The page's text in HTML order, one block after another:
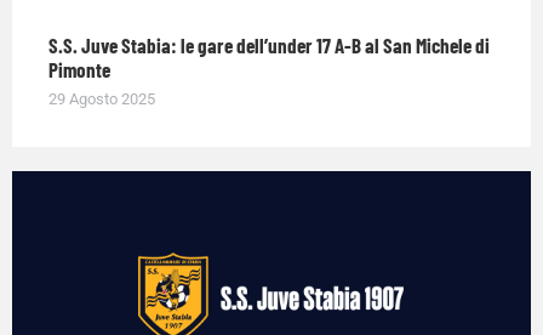
S.S. Juve Stabia: le gare dell’under 17 A-B al San Michele di
Pimonte
29 Agosto 2025